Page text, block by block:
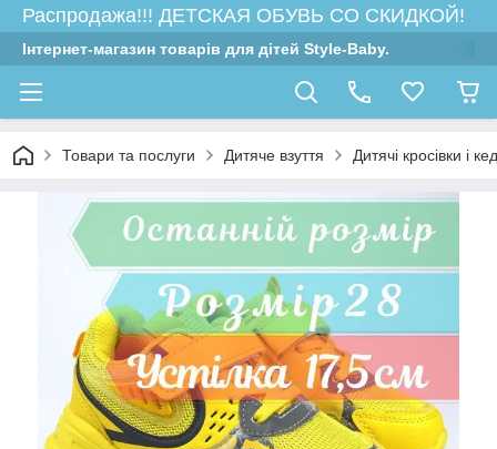
Распродажа!!! ДЕТСКАЯ ОБУВЬ СО СКИДКОЙ!
Інтернет-магазин товарів для дітей Style-Baby.
Товари та послуги Дитяче взуття Дитячі кросівки і